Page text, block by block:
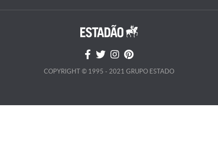
COPYRIGHT © 1995 - 2021 GRUPO ESTADO